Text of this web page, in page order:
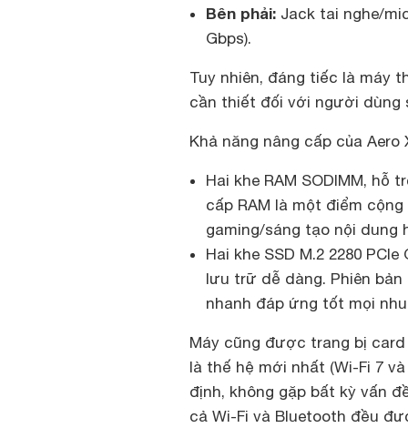
Bên phải: Jack tai nghe/
Gbps).
Tuy nhiên, đáng tiếc là máy
cần thiết đối với người dùng
Khả năng nâng cấp của
Hai khe RAM SODIMM, hỗ
cấp RAM là một điểm
gaming/sáng tạo nội dung
Hai khe SSD M.2 2280
lưu trữ dễ dàng. Phiên
nhanh đáp ứng tốt mọi
Máy cũng được trang bị card
là thế hệ mới nhất (Wi-Fi 7
định, không gặp bất kỳ vấn
cả Wi-Fi và Bluetooth đều